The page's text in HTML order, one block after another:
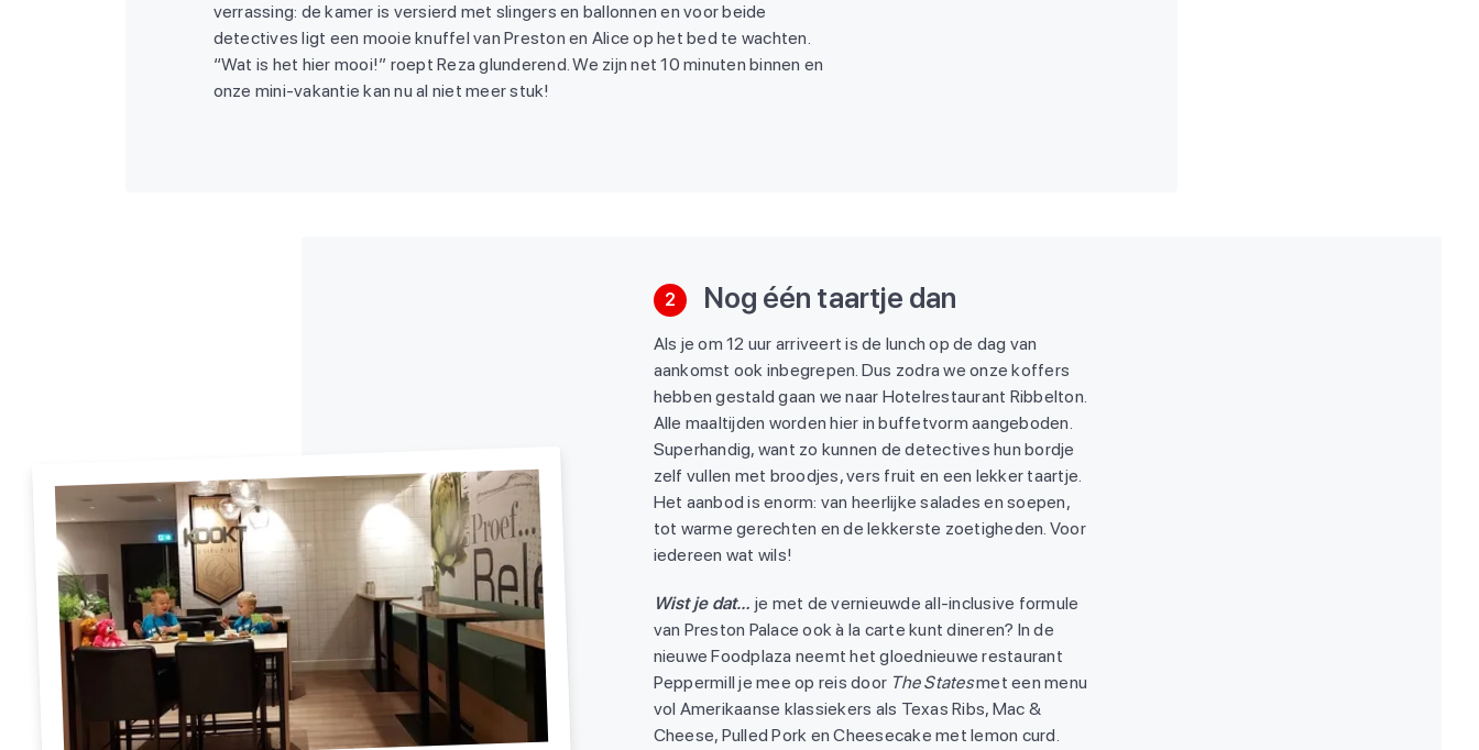
verrassing: de kamer is versierd met slingers en ballonnen en voor beide
detectives ligt een mooie knuffel van Preston en Alice op het bed te wachten.
“Wat is het hier mooi!” roept Reza glunderend. We zijn net 10 minuten binnen en
onze mini-vakantie kan nu al niet meer stuk!
2 Nog één taartje dan
Als je om 12 uur arriveert is de lunch op de dag van
aankomst ook inbegrepen. Dus zodra we onze koffers
hebben gestald gaan we naar Hotelrestaurant Ribbelton.
Alle maaltijden worden hier in buffetvorm aangeboden.
Superhandig, want zo kunnen de detectives hun bordje
zelf vullen met broodjes, vers fruit en een lekker taartje.
Het aanbod is enorm: van heerlijke salades en soepen,
tot warme gerechten en de lekkerste zoetigheden. Voor
iedereen wat wils!
Wist je dat… je met de vernieuwde all-inclusive formule
van Preston Palace ook à la carte kunt dineren? In de
nieuwe Foodplaza neemt het gloednieuwe restaurant
Peppermill je mee op reis door The Statesmet een menu
vol Amerikaanse klassiekers als Texas Ribs, Mac &
Cheese, Pulled Pork en Cheesecake met lemon curd.